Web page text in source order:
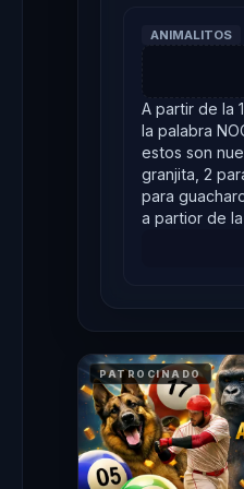
ANIMALITOS
A partir de la
la palabra
estos son
granjita, 2
para
a partior de la
PATROCINADO